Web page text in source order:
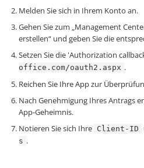
Melden Sie sich in Ihrem Konto an.
Gehen Sie zum „Management
erstellen“ und geben Sie die
Setzen Sie die 'Authorization
office.com/oauth2.aspx .
Reichen Sie Ihre App zur
Nach Genehmigung Ihres Antrags
App-Geheimnis.
Notieren Sie sich Ihre Client-ID
s .